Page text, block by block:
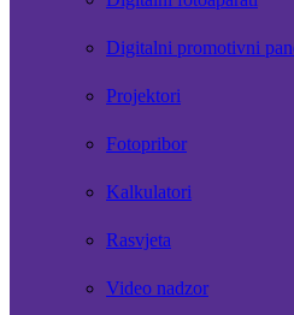
Digitalni promotivni
Projektori
Fotopribor
Kalkulatori
Rasvjeta
Video nadzor